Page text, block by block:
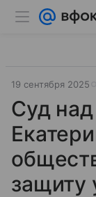
19 сентября 2025
Суд
защиту